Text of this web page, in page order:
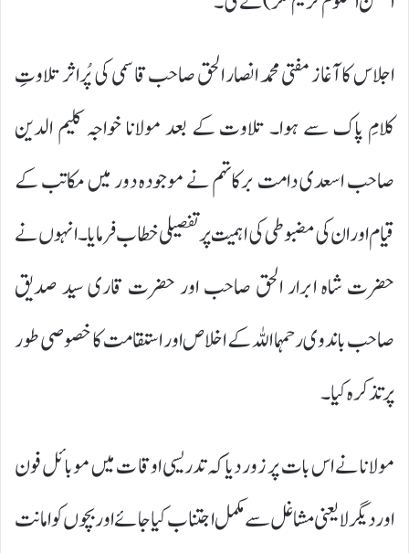
اجلاس کا آغاز مفتی محمد انصار الحق صاحب قاسمی کی پُراثر تلاوتِ
کلامِ پاک سے ہوا۔ تلاوت کے بعد مولانا خواجہ کلیم الدین
صاحب اسعدی دامت برکاتہم نے موجودہ دور میں مکاتب کے
قیام اور ان کی مضبوطی کی اہمیت پر تفصیلی خطاب فرمایا۔ انہوں نے
حضرت شاہ ابرار الحق صاحب اور حضرت قاری سید صدیق
صاحب باندوی رحمہما اللہ کے اخلاص اور استقامت کا خصوصی طور
پر تذکرہ کیا۔
مولانا نے اس بات پر زور دیا کہ تدریسی اوقات میں موبائل فون
اور دیگر لایعنی مشاغل سے مکمل اجتناب کیا جائے اور بچوں کو امانت